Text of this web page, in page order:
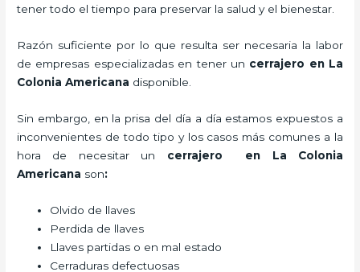
tener todo el tiempo para preservar la salud y el bienestar.
Razón suficiente por lo que resulta ser necesaria la labor
de empresas especializadas en tener un cerrajero en La
Colonia Americana disponible.
Sin embargo, en la prisa del día a día estamos expuestos a
inconvenientes de todo tipo y los casos más comunes a la
hora de necesitar un cerrajero en La Colonia
Americana son:
Olvido de llaves
Perdida de llaves
Llaves partidas o en mal estado
Cerraduras defectuosas